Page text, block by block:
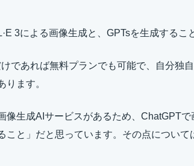
3による画像生成と、GPTsを生成するこ
であれば無料プランでも可能で、自分独
ります。
像生成AIサービスがあるため、ChatGPTで
こと」だと思っています。その点について